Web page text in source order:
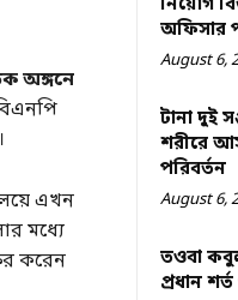
অঙ্গনে
এখন
মধ্যে
করেন
নিয়োগ
অফিসার
August 6,
টানা দুই
শরীরে
পরিবর্তন
August 6,
তওবা
প্রধান